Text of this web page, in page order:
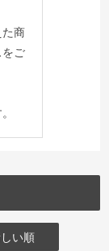
商
ご
い順